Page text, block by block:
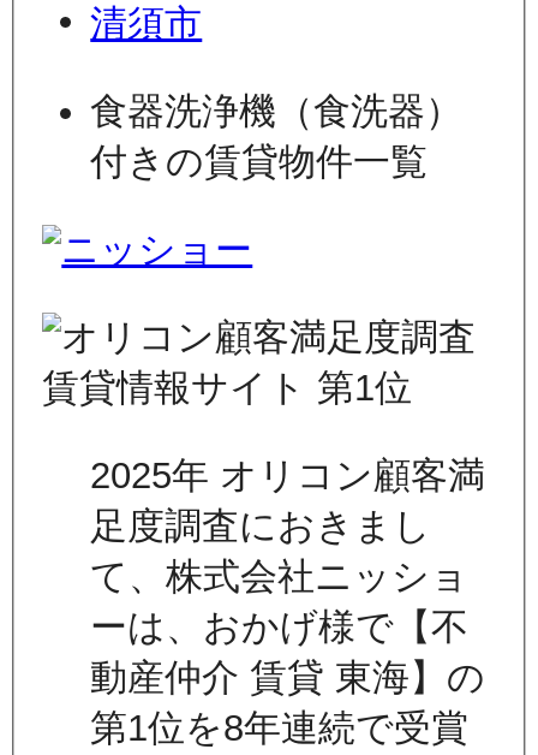
清須市
食器洗浄機（食洗器）
付きの賃貸物件一覧
2025年 オリコン顧客満
足度調査におきまし
て、株式会社ニッショ
ーは、おかげ様で【不
動産仲介 賃貸 東海】の
第1位を8年連続で受賞